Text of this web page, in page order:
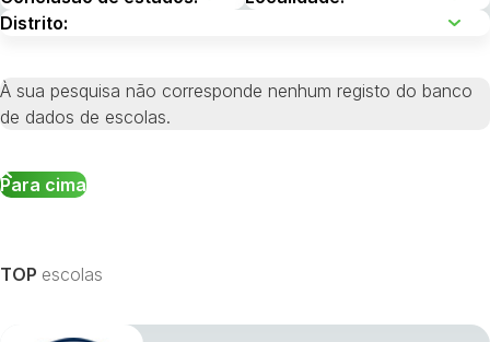
À sua pesquisa não corresponde nenhum registo do banco
de dados de escolas.
Para cima
TOP escolas